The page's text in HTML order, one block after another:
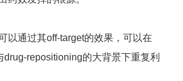
以通过其off-target的效果，可以在
repositioning的大背景下重复利